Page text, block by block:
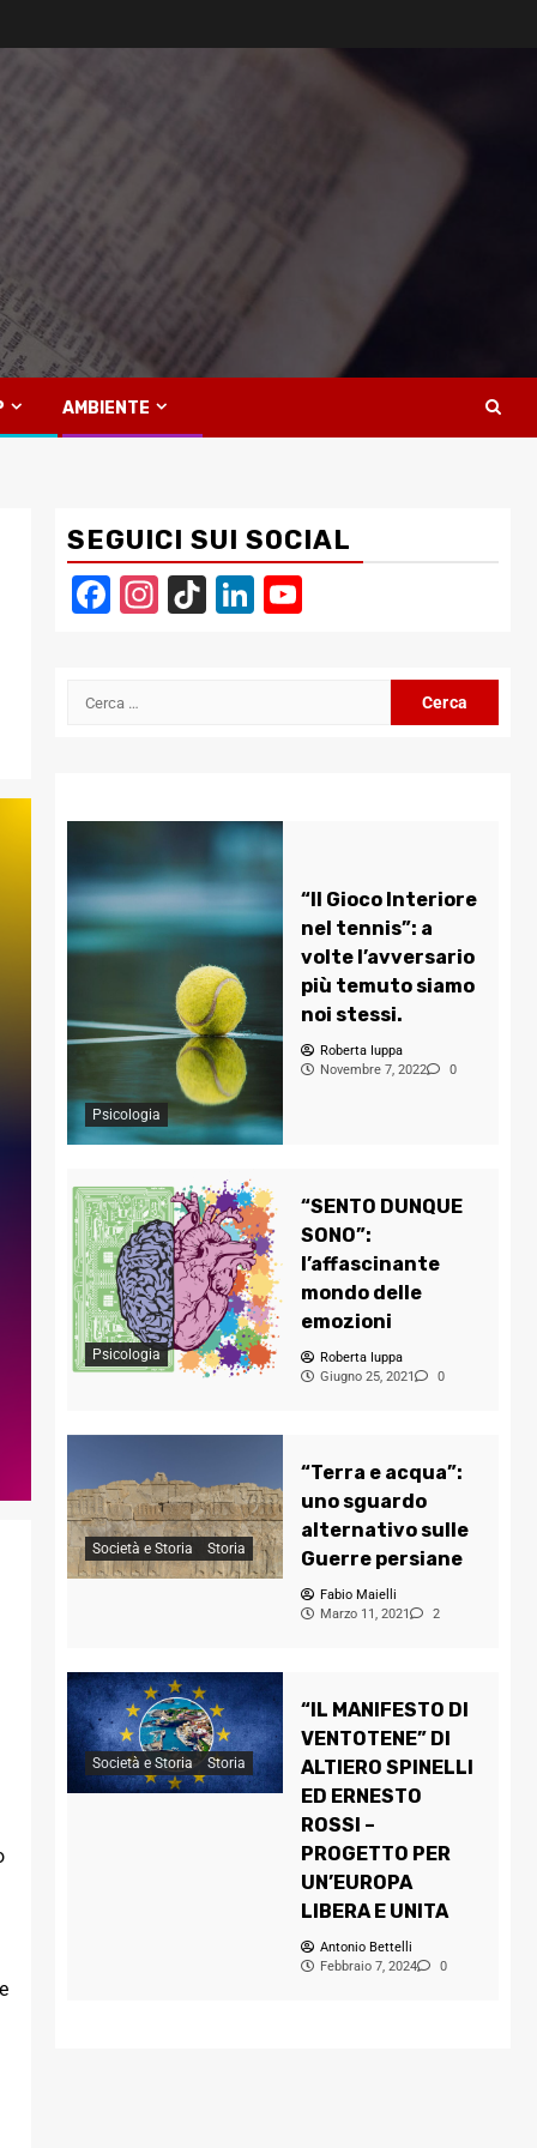
AMBIENTE
SEGUICI SUI SOCIAL
Facebook
Instagram
TikTokLinkedIn
Ricerca
Psicologia
“Il Gioco Interiore
nel tennis”: a
volte l’avversario
più temuto siamo
noi stessi.
Roberta Iuppa
Novembre 7, 2022
0
Psicologia
“SENTO DUNQUE
SONO”:
l’affascinante
mondo delle
emozioni
Roberta Iuppa
Giugno 25, 2021
0
Società e Storia Storia
“Terra e acqua”:
uno sguardo
alternativo sulle
Guerre persiane
Fabio Maielli
Marzo 11, 2021
2
Società e Storia Storia
“IL MANIFESTO DI
VENTOTENE” DI
ALTIERO SPINELLI
ED ERNESTO
ROSSI –
PROGETTO PER
UN’EUROPA
LIBERA E UNITA
Antonio Bettelli
Febbraio 7, 2024
0